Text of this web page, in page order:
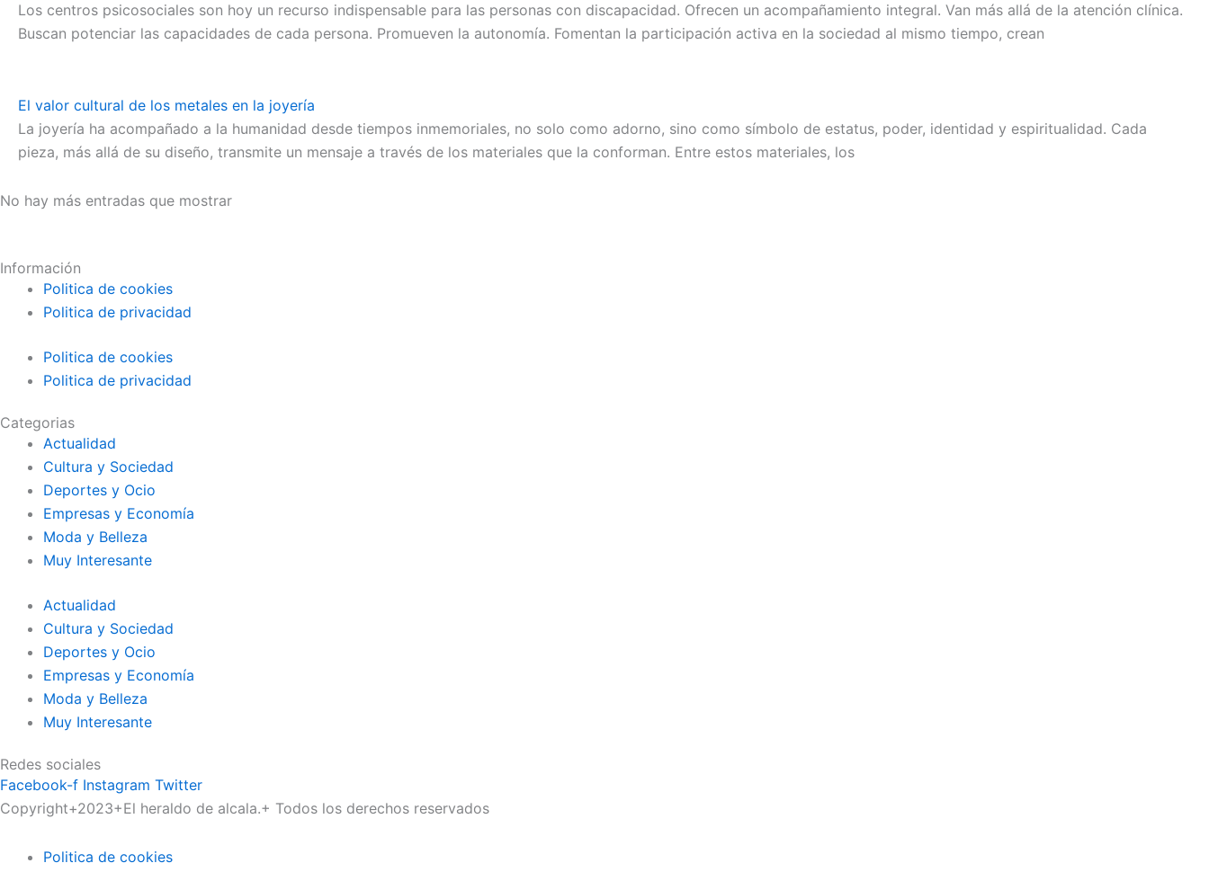
Los centros psicosociales son hoy un recurso indispensable para las personas con discapacidad. Ofrecen un acompañamiento integral. Van más allá de la atención clínica.
Buscan potenciar las capacidades de cada persona. Promueven la autonomía. Fomentan la participación activa en la sociedad al mismo tiempo, crean
El valor cultural de los metales en la joyería
La joyería ha acompañado a la humanidad desde tiempos inmemoriales, no solo como adorno, sino como símbolo de estatus, poder, identidad y espiritualidad. Cada
pieza, más allá de su diseño, transmite un mensaje a través de los materiales que la conforman. Entre estos materiales, los
No hay más entradas que mostrar
Información
Politica de cookies
Politica de privacidad
Politica de cookies
Politica de privacidad
Categorias
Actualidad
Cultura y Sociedad
Deportes y Ocio
Empresas y Economía
Moda y Belleza
Muy Interesante
Actualidad
Cultura y Sociedad
Deportes y Ocio
Empresas y Economía
Moda y Belleza
Muy Interesante
Redes sociales
Facebook-f Instagram Twitter
Copyright+2023+El heraldo de alcala.+ Todos los derechos reservados
Politica de cookies